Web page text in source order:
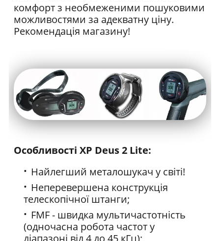
комфорт з необмеженими пошуковими
можливостями за адекватну ціну.
Рекомендація магазину!
Особливості XP Deus 2 Lite:
Найлегший металошукач у світі!
Неперевершена конструкція
телескопічної штанги;
FMF - швидка мультичастотність
(одночасна робота частот у